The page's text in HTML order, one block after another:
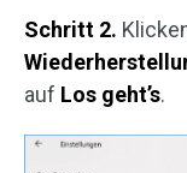
Schritt 2.
auf Los geht’s.